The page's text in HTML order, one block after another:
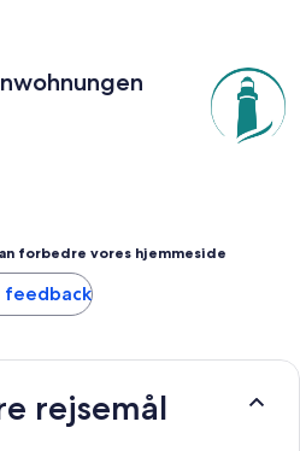
forbedre vores hjemmeside
feedback
rejsemål